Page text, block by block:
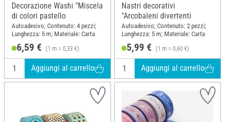
Decorazione Washi "Miscela
di colori pastello
Autoadesivo; Contenuto: 4 pezzi;
Lunghezza: 5 m; Materiale: Carta
6,59 € (1 m = 0,33 €)
Aggiungi al carrello
Nastri decorativi
"Arcobaleni divertenti
Autoadesivo; Contenuto: 2 pezzi;
Lunghezza: 5 m; Materiale: Carta
5,99 € (1 m = 0,60 €)
Aggiungi al carrello